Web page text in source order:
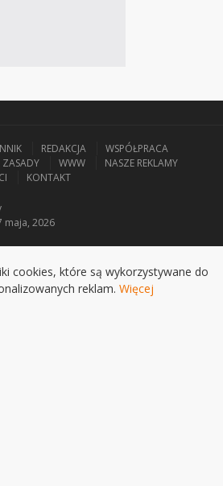
REDAKCJA
WSPÓŁPRACA
ZASADY WWW
NASZE REKLAMY
KONTAKT
maja, 2026
cookies, które są wykorzystywane do
reklam. Więcej